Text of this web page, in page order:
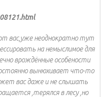
вас,уже неоднократно тут
на немыслимое для
врождённые особености
вынюхивает что-то
вас даже и не слышать
,терялся в лесу ,но